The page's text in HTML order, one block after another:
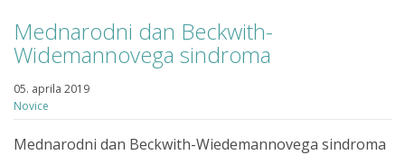
Mednarodni dan Beckwith-
Widemannovega sindroma
05. aprila 2019
Novice
Mednarodni dan Beckwith-Wiedemannovega sindroma